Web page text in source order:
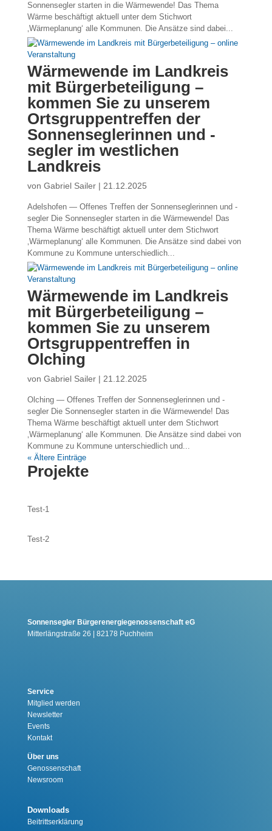
Sonnensegler starten in die Wärmewende! Das Thema
Wärme beschäftigt aktuell unter dem Stichwort
‚Wärmeplanung‘ alle Kommunen. Die Ansätze sind dabei...
Wärmewende im Landkreis
mit Bürgerbeteiligung –
kommen Sie zu unserem
Ortsgruppentreffen der
Sonnenseglerinnen und -
segler im westlichen
Landkreis
von Gabriel Sailer| 21.12.2025
Adelshofen — Offenes Treffen der Sonnenseglerinnen und -
segler Die Sonnensegler starten in die Wärmewende! Das
Thema Wärme beschäftigt aktuell unter dem Stichwort
‚Wärmeplanung‘ alle Kommunen. Die Ansätze sind dabei von
Kommune zu Kommune unterschiedlich...
Wärmewende im Landkreis
mit Bürgerbeteiligung –
kommen Sie zu unserem
Ortsgruppentreffen in
Olching
von Gabriel Sailer| 21.12.2025
Olching — Offenes Treffen der Sonnenseglerinnen und -
segler Die Sonnensegler starten in die Wärmewende! Das
Thema Wärme beschäftigt aktuell unter dem Stichwort
‚Wärmeplanung‘ alle Kommunen. Die Ansätze sind dabei von
Kommune zu Kommune unterschiedlich und...
« Ältere Einträge
Projekte
Test-1
Test-2
Sonnensegler Bürgerenergiegenossenschaft eG
Mitterlängstraße 26 | 82178 Puchheim
Service
Mitglied werden
Newsletter
Events
Kontakt
Über uns
Genossenschaft
Newsroom
Downloads
Beitrittserklärung